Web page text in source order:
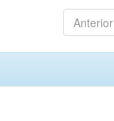
Anterior